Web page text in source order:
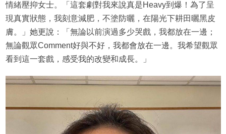
情緒壓抑女士。「這套劇對我來說真是Heavy到爆！為了呈
現真實狀態，我刻意減肥，不塗防曬，在陽光下耕田曬黑皮
膚。」她更說：「無論以前演過多少哭戲，我都放在一邊；
無論觀眾Comment好與不好，我都會放在一邊。我希望觀眾
看到這一套戲，感受我的改變和成長。」